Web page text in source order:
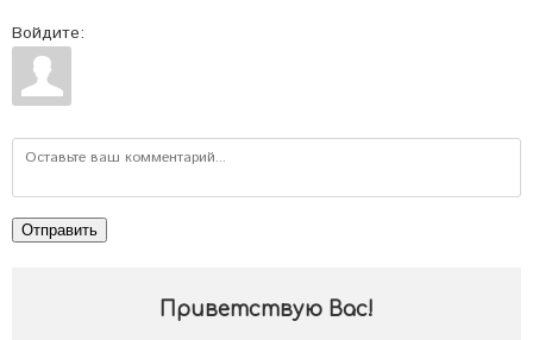
Войдите:
Отправить
Приветствую Вас!